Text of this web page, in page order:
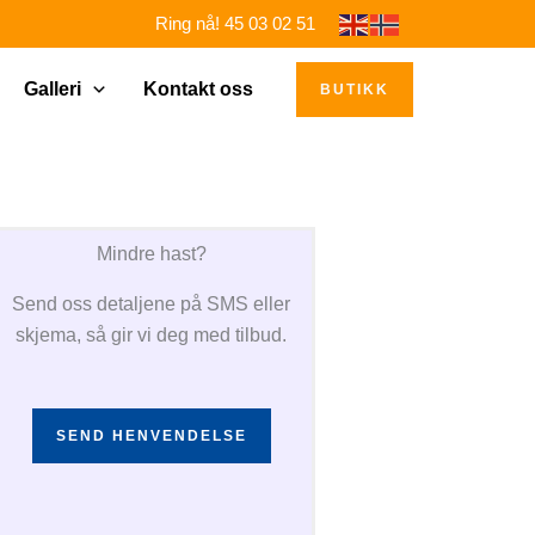
Ring nå! 45 03 02 51
Galleri Kontakt oss BUTIKK
Mindre hast?
Send oss detaljene på SMS eller
skjema, så gir vi deg med tilbud.
SEND HENVENDELSE